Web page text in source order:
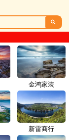

金鸿家装
新雷商行